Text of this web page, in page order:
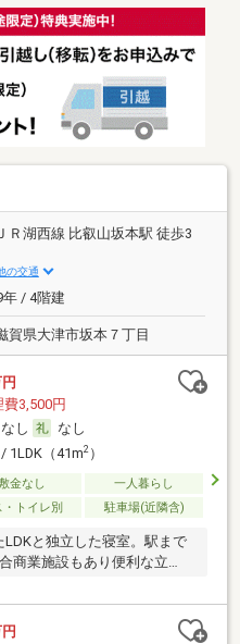
ＪＲ湖西線 比叡山坂本駅 徒歩3
の交通
年 / 4階建
賀県大津市坂本７丁目
費3,500円
なし
なし
1LDK（41m2）
金なし
一人暮らし
・トイレ別 駐車場(近隣含)
と独立した寝室。駅まで
商業施設もあり便利な立